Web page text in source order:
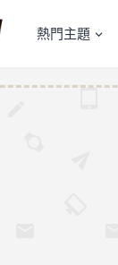
熱門主題